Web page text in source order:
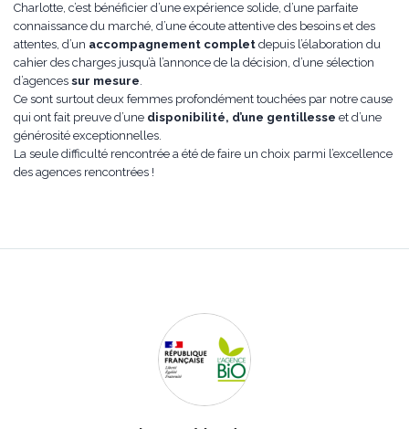
Charlotte, c’est bénéficier d’une expérience solide, d’une parfaite
connaissance du marché, d’une écoute attentive des besoins et des
attentes, d’un accompagnement complet depuis l’élaboration du
cahier des charges jusqu’à l’annonce de la décision, d’une sélection
d’agences sur mesure.
Ce sont surtout deux femmes profondément touchées par notre cause
qui ont fait preuve d’une disponibilité, d’une gentillesse et d’une
générosité exceptionnelles.
La seule difficulté rencontrée a été de faire un choix parmi l’excellence
des agences rencontrées !